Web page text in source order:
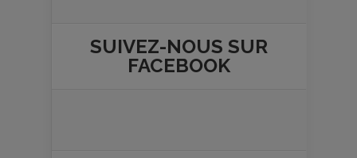
SUIVEZ-NOUS SUR
FACEBOOK